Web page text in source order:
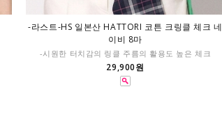
-라스트-HS 일본산 HATTORI 코튼 크링클 체크 네
이비 8마
-시원한 터치감의 링클 주름의 활용도 높은 체크
29,900원